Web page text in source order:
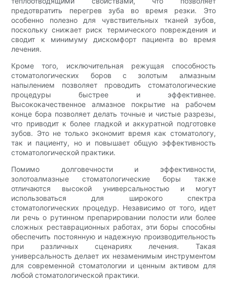
предотвратить перегрев зуба во время резки. Это
особенно полезно для чувствительных тканей зубов,
поскольку снижает риск термического повреждения и
сводит к минимуму дискомфорт пациента во время
лечения.
Кроме того, исключительная режущая способность
стоматологических боров с золотым алмазным
напылением позволяет проводить стоматологические
процедуры быстрее и эффективнее.
Высококачественное алмазное покрытие на рабочем
конце бора позволяет делать точные и чистые разрезы,
что приводит к более гладкой и аккуратной подготовке
зубов. Это не только экономит время как стоматологу,
так и пациенту, но и повышает общую эффективность
стоматологической практики.
Помимо долговечности и эффективности,
золотоалмазные стоматологические боры также
отличаются высокой универсальностью и могут
использоваться для широкого спектра
стоматологических процедур. Независимо от того, идет
ли речь о рутинном препарировании полости или более
сложных реставрационных работах, эти боры способны
обеспечить постоянную и надежную производительность
при различных сценариях лечения. Такая
универсальность делает их незаменимым инструментом
для современной стоматологии и ценным активом для
любой стоматологической практики.